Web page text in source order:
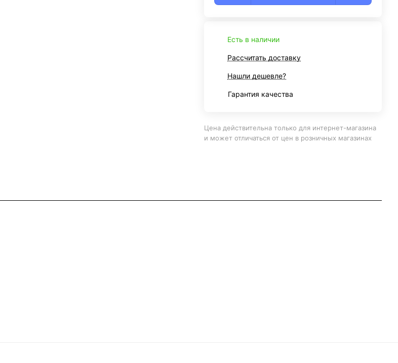
Есть в наличии
Рассчитать доставку
Нашли дешевле?
Гарантия качества
Цена действительна только для интернет-магазина
и может отличаться от цен в розничных магазинах